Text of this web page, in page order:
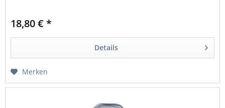
18,80 € *
Details
Merken